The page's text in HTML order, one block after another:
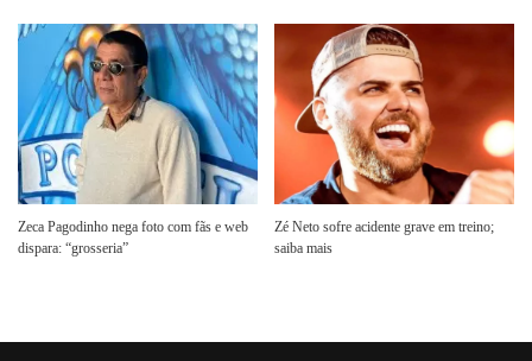
Zeca Pagodinho nega foto com fãs e web
dispara: “grosseria”
Zé Neto sofre acidente grave em treino;
saiba mais